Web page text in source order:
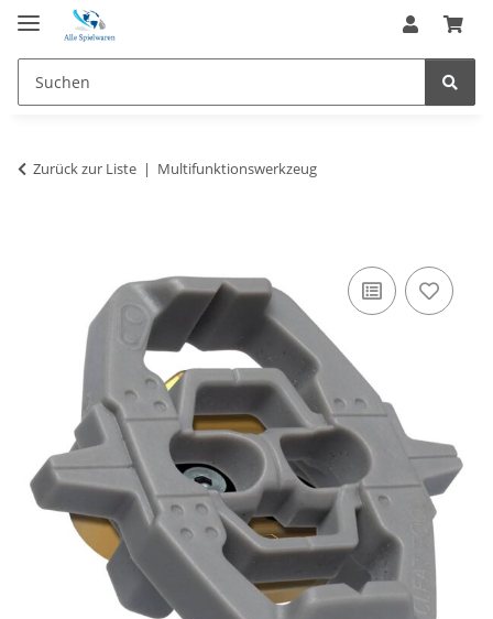
Zurück zur Liste Multifunktionswerkzeug